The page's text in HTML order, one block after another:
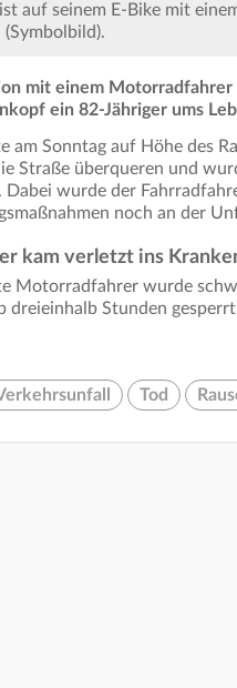
auf seinem E-Bike mit
mit einem
ein 82-Jähriger ums
am Sonntag auf Höhe des
Straße überqueren und
Dabei wurde der
noch an der
kam verletzt ins
Motorradfahrer wurde
dreieinhalb Stunden
Tod